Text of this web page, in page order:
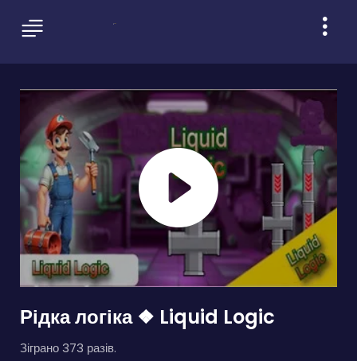
Рідка логіка ❖ Liquid Logic
Зіграно 373 разів.